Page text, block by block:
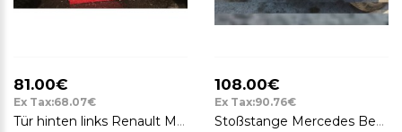
81.00€
Ex Tax:68.07€
Tür hinten links Renault Megane II Farbcode TEB76 Farbe Flammenrot Rot
108.00€
Ex Tax:90.76€
Stoßstange Mercedes Benz Farbcode 586 Farbe Magmarot Rot Flammenrot hinten